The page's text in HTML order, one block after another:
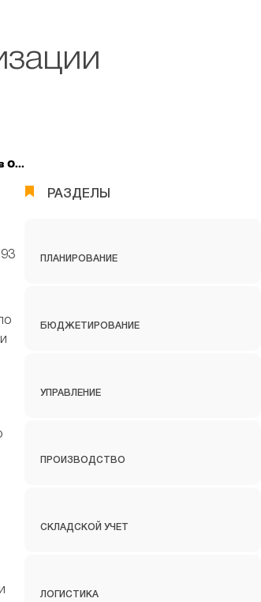
О...
РАЗДЕЛЫ
ПЛАНИРОВАНИЕ
БЮДЖЕТИРОВАНИЕ
УПРАВЛЕНИЕ
ПРОИЗВОДСТВО
СКЛАДСКОЙ УЧЕТ
ЛОГИСТИКА